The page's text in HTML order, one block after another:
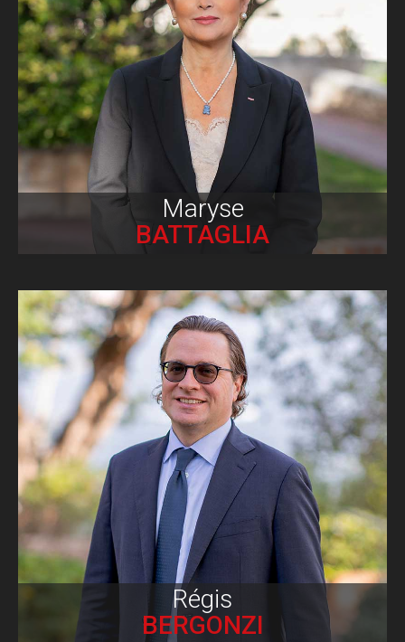
Biographie
Maryse
BATTAGLIA
Biographie
Régis
BERGONZI